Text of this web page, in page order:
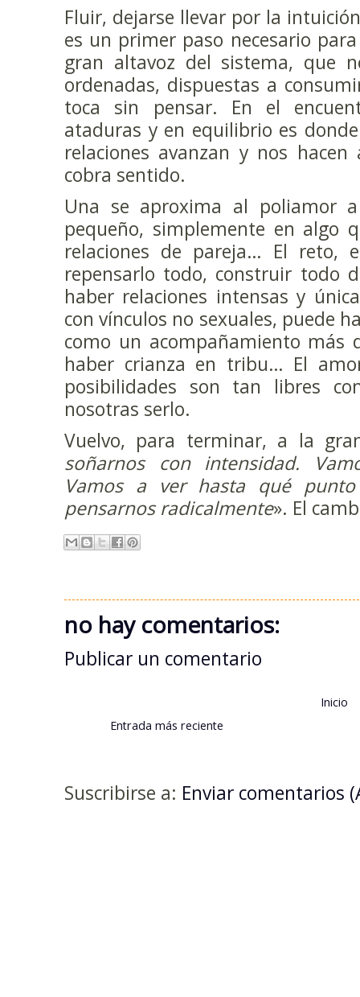
Fluir, dejarse llevar por la
es un primer paso necesario
gran altavoz del sistema, que
ordenadas, dispuestas a
toca sin pensar. En el
ataduras y en equilibrio es
relaciones avanzan y nos
cobra sentido.
Una se aproxima al poliamor
pequeño, simplemente en algo
relaciones de pareja… El reto,
repensarlo todo, construir todo
haber relaciones intensas y
con vínculos no sexuales, puede
como un acompañamiento más
haber crianza en tribu… El
posibilidades son tan libres
nosotras serlo.
Vuelvo, para terminar, a la
soñarnos con intensidad.
Vamos a ver hasta qué
pensarnos radicalmente». El
no hay comentarios:
Publicar un comentario
Entrada más reciente
Inicio
Suscribirse a: Enviar comentarios